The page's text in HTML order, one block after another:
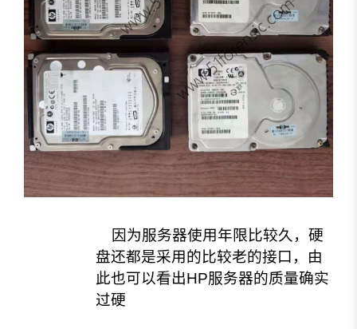
因为服务器使用年限比较久，硬
盘还都是采用的比较老的接口，由
此也可以看出HP服务器的质量确实
过硬